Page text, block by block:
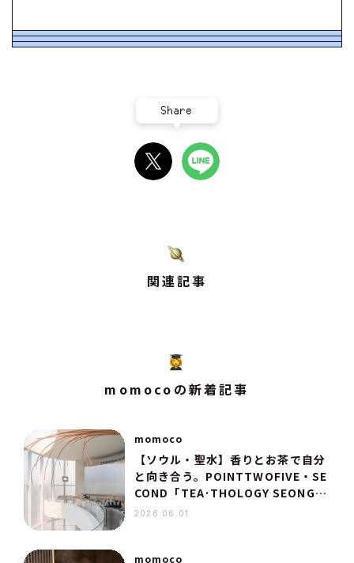
Share
関連記事
momocoの新着記事
momoco
【ソウル・聖水】香りとお茶で自分
と向き合う。POINTTWOFIVE・SE
COND「TEA·THOLOGY SEONGS
U」へ
2026.06.01
momoco